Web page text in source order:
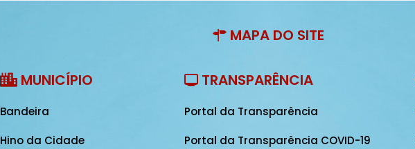
MAPA DO SITE
MUNICÍPIO
Bandeira
Hino da Cidade
TRANSPARÊNCIA
Portal da Transparência
Portal da Transparência COVID-19